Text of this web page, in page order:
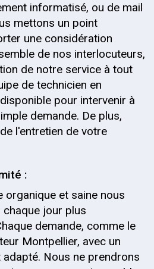
informatisé, ou de mail
mettons un point
une considération
de nos interlocuteurs,
de notre service à tout
de technicien en
pour intervenir à
demande. De plus,
l'entretien de votre
:
organique et saine nous
jour plus
demande, comme le
Montpellier, avec un
adapté. Nous ne prendrons